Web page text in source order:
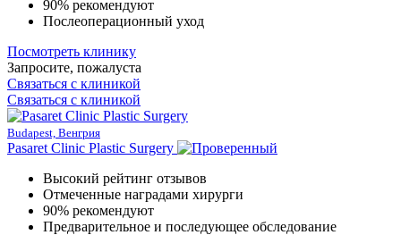
90% рекомендуют
Послеоперационный уход
Посмотреть клинику
Запросите, пожалуста
Связаться с клиникой
Связаться с клиникой
Budapest, Венгрия
Pasaret Clinic Plastic Surgery
Высокий рейтинг отзывов
Отмеченные наградами хирурги
90% рекомендуют
Предварительное и последующее обследование